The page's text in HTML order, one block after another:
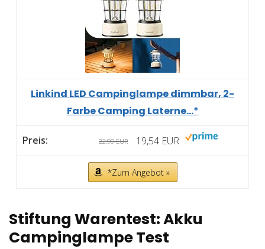
Linkind LED Campinglampe dimmbar, 2-
Farbe Camping Laterne...*
22,99 EUR 19,54 EUR
*Zum Angebot »
Stiftung Warentest: Akku
Campinglampe Test